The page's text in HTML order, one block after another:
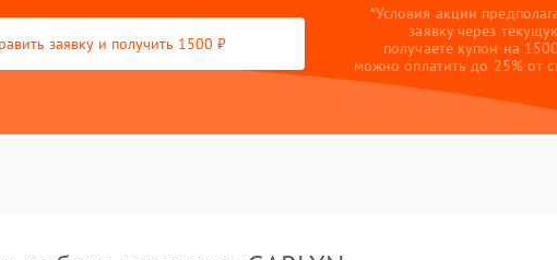
заявку и получить 1500 ₽
*Условия акции
заявку через
получаете купон на
можно оплатить до 25% от